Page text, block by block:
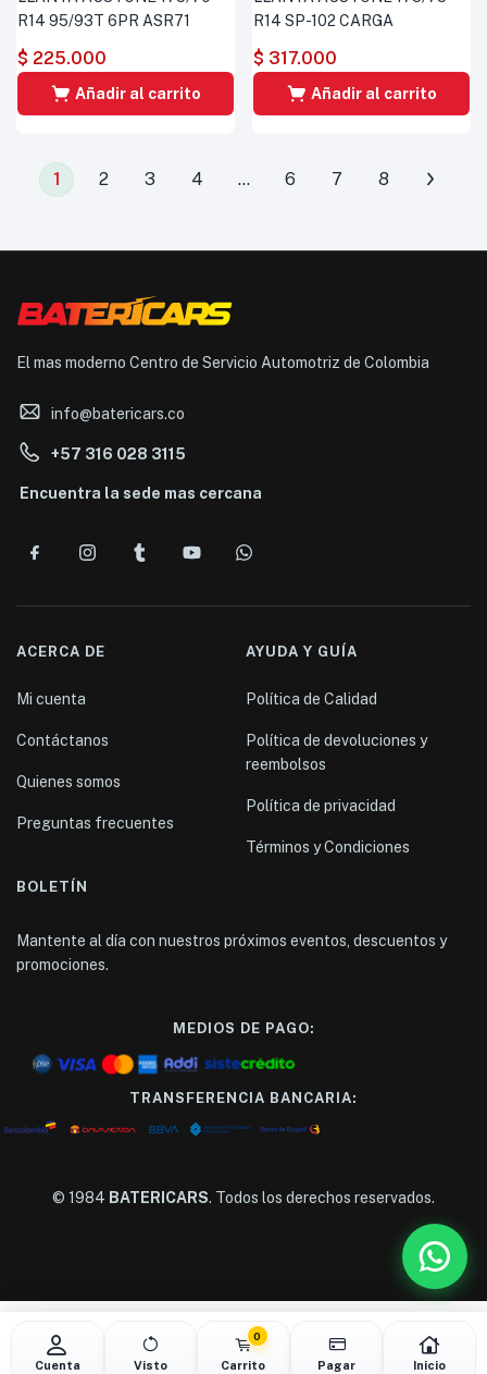
R14 95/93T 6PR ASR71
$ 225.000
Añadir al carrito
R14 SP-102 CARGA
$ 317.000
Añadir al carrito
1 2 3 4 … 6 7 8
El mas moderno Centro de Servicio Automotriz de Colombia
info@batericars.co
+57 316 028 3115
Encuentra la sede mas cercana
ACERCA DE
Mi cuenta
Contáctanos
Quienes somos
Preguntas frecuentes
AYUDA Y GUÍA
Política de Calidad
Política de devoluciones y
reembolsos
Política de privacidad
Términos y Condiciones
BOLETÍN
Mantente al día con nuestros próximos eventos, descuentos y
promociones.
© 1984 BATERICARS. Todos los derechos reservados.
MEDIOS DE PAGO:
TRANSFERENCIA BANCARIA:
Cuenta Visto
0
Carrito Pagar Inicio